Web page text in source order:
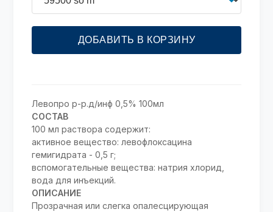
ДОБАВИТЬ В КОРЗИНУ
Левопро р-р.д/инф 0,5% 100мл
СОСТАВ
100 мл раствора содержит:
активное вещество: левофлоксацина
гемигидрата - 0,5 г;
вспомогательные вещества: натрия хлорид,
вода для инъекций.
ОПИСАНИЕ
Прозрачная или слегка опалесцирующая